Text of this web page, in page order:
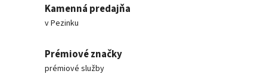
Kamenná predajňa
v Pezinku
Prémiové značky
prémiové služby